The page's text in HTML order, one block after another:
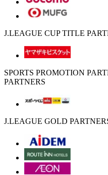
J.LEAGUE CUP TITLE
SPORTS PROMOTION
PARTNERS
J.LEAGUE GOLD